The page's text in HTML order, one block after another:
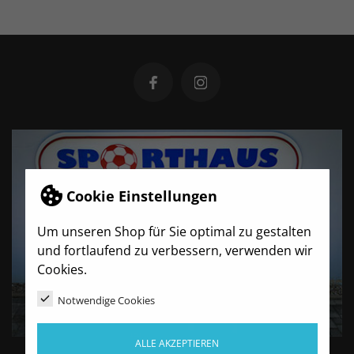
Cookie Einstellungen
Um unseren Shop für Sie optimal zu gestalten
und fortlaufend zu verbessern, verwenden wir
Cookies.
Notwendige Cookies
ALLE AKZEPTIEREN